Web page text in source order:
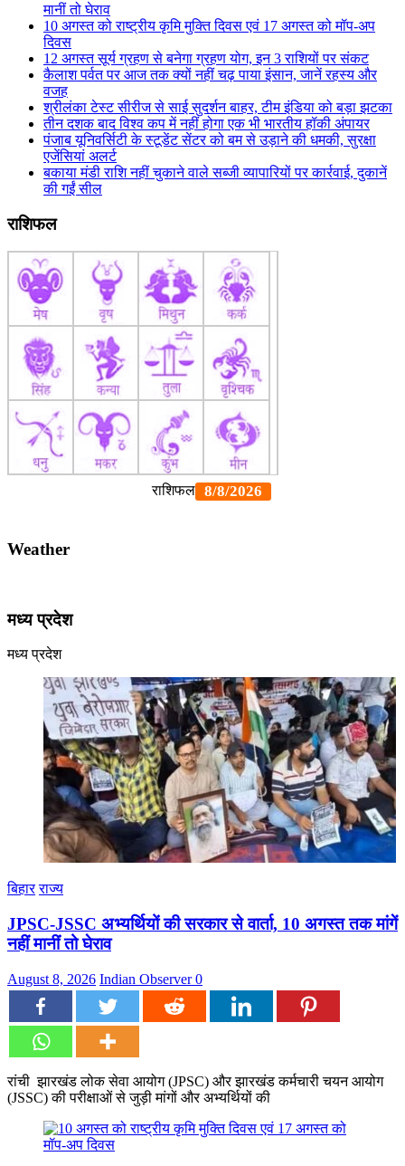
मानीं तो घेराव
10 अगस्त को राष्ट्रीय कृमि मुक्ति दिवस एवं 17 अगस्त को मॉप-अप
दिवस
12 अगस्त सूर्य ग्रहण से बनेगा ग्रहण योग, इन 3 राशियों पर संकट
कैलाश पर्वत पर आज तक क्यों नहीं चढ़ पाया इंसान, जानें रहस्य और
वजह
श्रीलंका टेस्ट सीरीज से साई सुदर्शन बाहर, टीम इंडिया को बड़ा झटका
तीन दशक बाद विश्व कप में नहीं होगा एक भी भारतीय हॉकी अंपायर
पंजाब यूनिवर्सिटी के स्टूडेंट सेंटर को बम से उड़ाने की धमकी, सुरक्षा
एजेंसियां अलर्ट
बकाया मंडी राशि नहीं चुकाने वाले सब्जी व्यापारियों पर कार्रवाई, दुकानें
की गईं सील
राशिफल
Weather
मध्य प्रदेश
मध्य प्रदेश
बिहार राज्य
JPSC-JSSC अभ्यर्थियों की सरकार से वार्ता, 10 अगस्त तक मांगें
नहीं मानीं तो घेराव
August 8, 2026 Indian Observer0
रांची झारखंड लोक सेवा आयोग (JPSC) और झारखंड कर्मचारी चयन आयोग
(JSSC) की परीक्षाओं से जुड़ी मांगों और अभ्यर्थियों की